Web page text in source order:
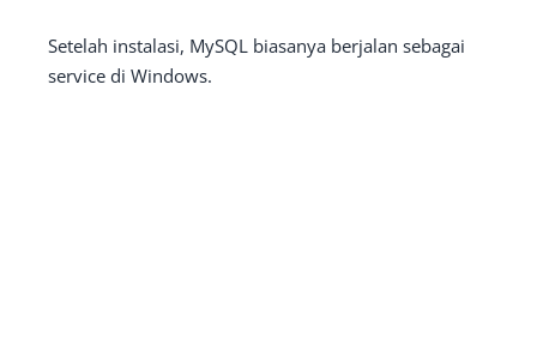
Setelah instalasi, MySQL biasanya berjalan sebagai
service di Windows.